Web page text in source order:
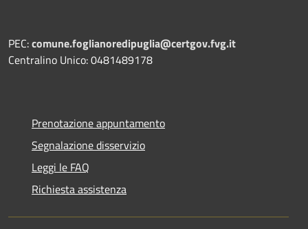
PEC:comune.foglianoredipuglia@certgov.fvg.it
Centralino Unico: 0481489178
Prenotazione appuntamento
Segnalazione disservizio
Leggi le FAQ
Richiesta assistenza